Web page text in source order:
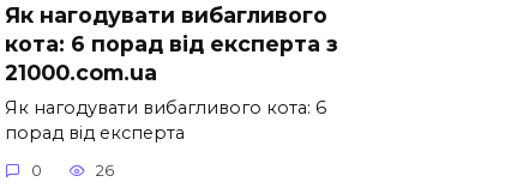
Як нагодувати вибагливого
кота: 6 порад від експерта з
21000.com.ua
Як нагодувати вибагливого кота: 6
порад від експерта
0 26